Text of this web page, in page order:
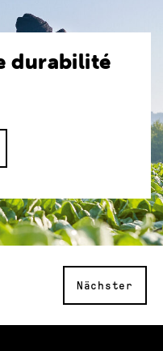
durabilité
Nächster